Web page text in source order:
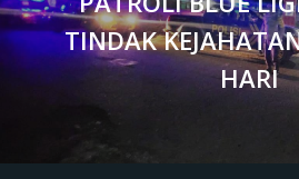
TINDAK
HARI